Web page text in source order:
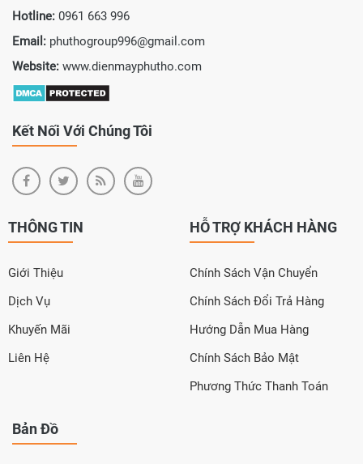
Hotline: 0961 663 996
Email: phuthogroup996@gmail.com
Website: www.dienmayphutho.com
Kết Nối Với Chúng Tôi
THÔNG TIN
Giới Thiệu
Dịch Vụ
Khuyến Mãi
Liên Hệ
HỖ TRỢ KHÁCH HÀNG
Chính Sách Vận Chuyển
Chính Sách Đổi Trả Hàng
Hướng Dẫn Mua Hàng
Chính Sách Bảo Mật
Phương Thức Thanh Toán
Bản Đồ